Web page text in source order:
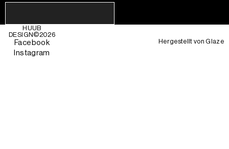
HUUB
DESIGN©2026
Facebook
Instagram
Hergestellt vonGlaze